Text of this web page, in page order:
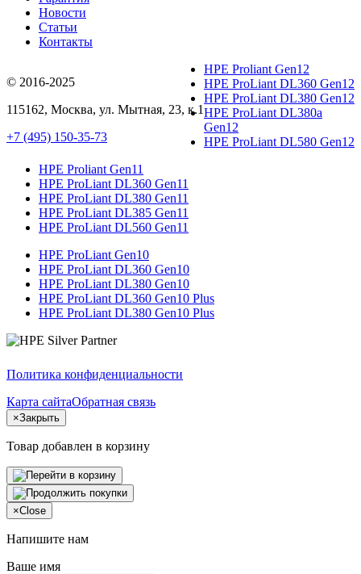
Новости
Статьи
Контакты
© 2016-2025
115162, Москва, ул. Мытная, 23, к.1
+7 (495) 150-35-73
HPE Proliant Gen12
HPE ProLiant DL360 Gen12
HPE ProLiant DL380 Gen12
HPE ProLiant DL380a
Gen12
HPE ProLiant DL580 Gen12
HPE Proliant Gen11
HPE ProLiant DL360 Gen11
HPE ProLiant DL380 Gen11
HPE ProLiant DL385 Gen11
HPE ProLiant DL560 Gen11
HPE ProLiant Gen10
HPE ProLiant DL360 Gen10
HPE ProLiant DL380 Gen10
HPE ProLiant DL360 Gen10 Plus
HPE ProLiant DL380 Gen10 Plus
Политика конфиденциальности
Карта сайтаОбратная связь
×Закрыть
Товар добавлен в корзину
×Close
Напишите нам
Ваше имя